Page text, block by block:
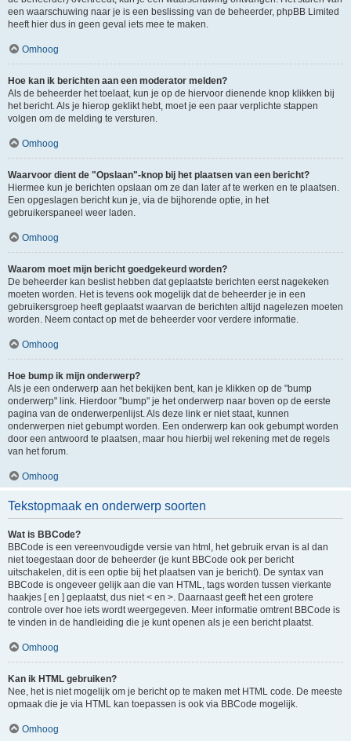
een waarschuwing naar je is een beslissing van de beheerder, phpBB Limited
heeft hier dus in geen geval iets mee te maken.
Omhoog
Hoe kan ik berichten aan een moderator melden?
Als de beheerder het toelaat, kun je op de hiervoor dienende knop klikken bij
het bericht. Als je hierop geklikt hebt, moet je een paar verplichte stappen
volgen om de melding te versturen.
Omhoog
Waarvoor dient de "Opslaan"-knop bij het plaatsen van een bericht?
Hiermee kun je berichten opslaan om ze dan later af te werken en te plaatsen.
Een opgeslagen bericht kun je, via de bijhorende optie, in het
gebruikerspaneel weer laden.
Omhoog
Waarom moet mijn bericht goedgekeurd worden?
De beheerder kan beslist hebben dat geplaatste berichten eerst nagekeken
moeten worden. Het is tevens ook mogelijk dat de beheerder je in een
gebruikersgroep heeft geplaatst waarvan de berichten altijd nagelezen moeten
worden. Neem contact op met de beheerder voor verdere informatie.
Omhoog
Hoe bump ik mijn onderwerp?
Als je een onderwerp aan het bekijken bent, kan je klikken op de "bump
onderwerp" link. Hierdoor "bump" je het onderwerp naar boven op de eerste
pagina van de onderwerpenlijst. Als deze link er niet staat, kunnen
onderwerpen niet gebumpt worden. Een onderwerp kan ook gebumpt worden
door een antwoord te plaatsen, maar hou hierbij wel rekening met de regels
van het forum.
Omhoog
Tekstopmaak en onderwerp soorten
Wat is BBCode?
BBCode is een vereenvoudigde versie van html, het gebruik ervan is al dan
niet toegestaan door de beheerder (je kunt BBCode ook per bericht
uitschakelen, dit is een optie bij het plaatsen van je bericht). De syntax van
BBCode is ongeveer gelijk aan die van HTML, tags worden tussen vierkante
haakjes [ en ] geplaatst, dus niet < en >. Daarnaast geeft het een grotere
controle over hoe iets wordt weergegeven. Meer informatie omtrent BBCode is
te vinden in de handleiding die je kunt openen als je een bericht plaatst.
Omhoog
Kan ik HTML gebruiken?
Nee, het is niet mogelijk om je bericht op te maken met HTML code. De meeste
opmaak die je via HTML kan toepassen is ook via BBCode mogelijk.
Omhoog